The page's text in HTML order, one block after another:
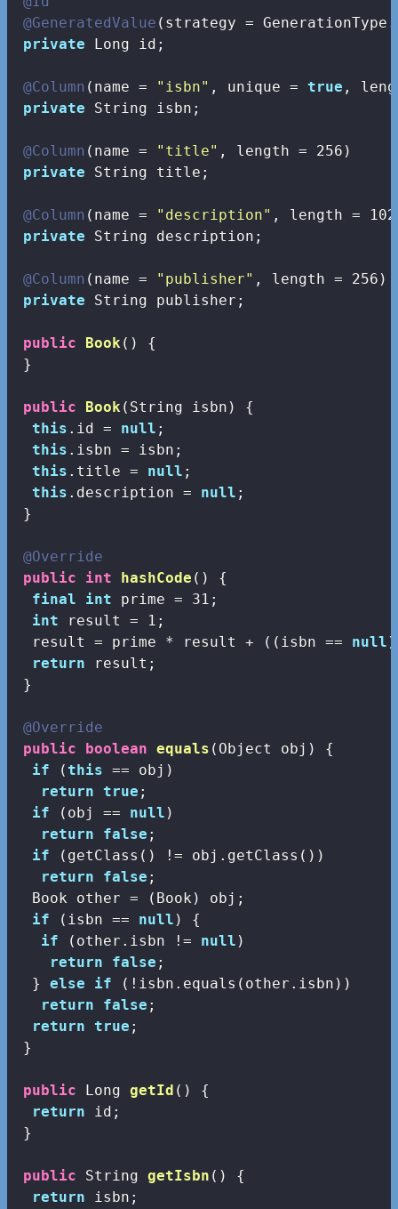
@GeneratedValue (strategy =
private Long id;
@Column (name = "isbn" , unique = true ,
private String isbn;
@Column (name = "title" , length = 256 )
private String title;
@Column (name = "description" , length =
private String description;
@Column (name = "publisher" , length = 256 )
private String publisher;
public Book ()
{
}
public Book (String isbn)
{
this .id = null ;
this .isbn = isbn;
this .title = null ;
this .description = null ;
}
@Override
public
int hashCode ()
{
final
int prime = 31 ;
int result = 1 ;
  result = prime * result + ((isbn ==
null
return result;
}
@Override
public
boolean equals (Object obj)
{
if (this == obj)
return true ;
if (obj == null )
return
false ;
if (getClass() != obj.getClass())
return
false ;
  Book other = (Book) obj;
if (isbn == null ) {
if (other.isbn != null )
return
false ;
  }
else if (!isbn.equals(other.isbn))
return
false ;
return true ;
}
public Long getId ()
{
return id;
}
public String getIsbn ()
{
return isbn;